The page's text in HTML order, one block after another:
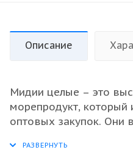
Описание
Мидии целые – это
морепродукт, который
оптовых закупок. Они
вещества.